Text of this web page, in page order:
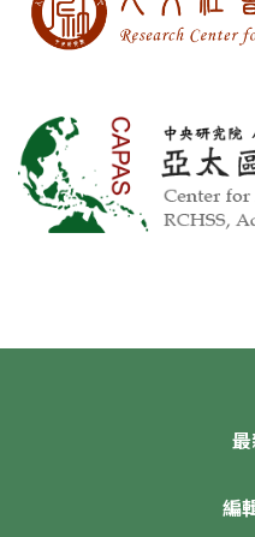
編